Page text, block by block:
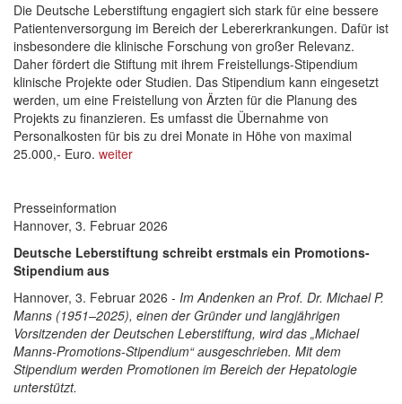
Die Deutsche Leberstiftung engagiert sich stark für eine bessere
Patientenversorgung im Bereich der Lebererkrankungen. Dafür ist
insbesondere die klinische Forschung von großer Relevanz.
Daher fördert die Stiftung mit ihrem Freistellungs-Stipendium
klinische Projekte oder Studien. Das Stipendium kann eingesetzt
werden, um eine Freistellung von Ärzten für die Planung des
Projekts zu finanzieren. Es umfasst die Übernahme von
Personalkosten für bis zu drei Monate in Höhe von maximal
25.000,- Euro. weiter
Presseinformation
Hannover, 3. Februar 2026
Deutsche Leberstiftung schreibt erstmals ein Promotions-
Stipendium aus
Hannover, 3. Februar 2026 - Im Andenken an Prof. Dr. Michael P.
Manns (1951–2025), einen der Gründer und langjährigen
Vorsitzenden der Deutschen Leberstiftung, wird das „Michael
Manns-Promotions-Stipendium“ ausgeschrieben. Mit dem
Stipendium werden Promotionen im Bereich der Hepatologie
unterstützt.